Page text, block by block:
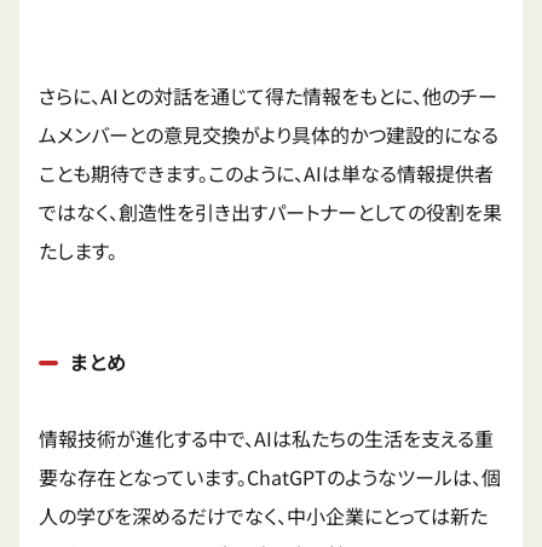
さらに、AIとの対話を通じて得た情報をもとに、他のチー
ムメンバーとの意見交換がより具体的かつ建設的になる
ことも期待できます。このように、AIは単なる情報提供者
ではなく、創造性を引き出すパートナーとしての役割を果
たします。
まとめ
情報技術が進化する中で、AIは私たちの生活を支える重
要な存在となっています。ChatGPTのようなツールは、個
人の学びを深めるだけでなく、中小企業にとっては新た